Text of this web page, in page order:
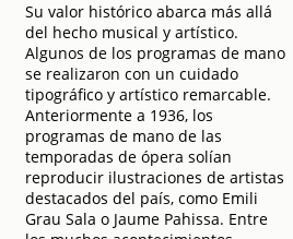
Su valor histórico abarca más allá
del hecho musical y artístico.
Algunos de los programas de mano
se realizaron con un cuidado
tipográfico y artístico remarcable.
Anteriormente a 1936, los
programas de mano de las
temporadas de ópera solían
reproducir ilustraciones de artistas
destacados del país, como Emili
Grau Sala o Jaume Pahissa. Entre